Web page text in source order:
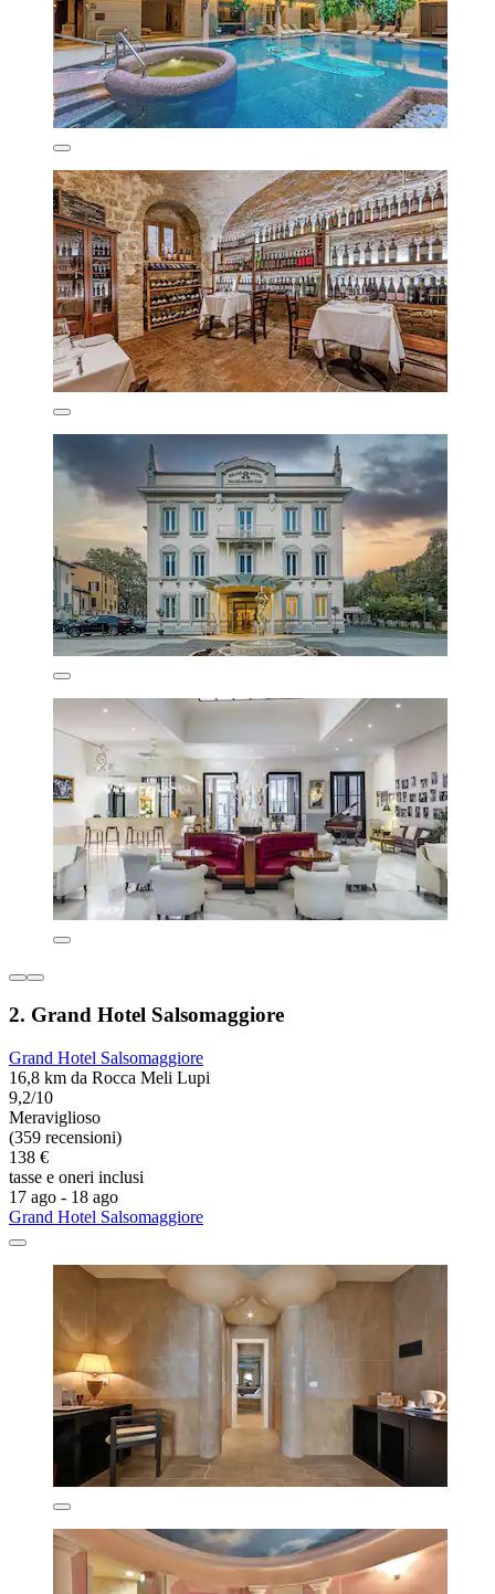
2. Grand Hotel Salsomaggiore
Grand Hotel Salsomaggiore
16,8 km da Rocca Meli Lupi
9,2/10
Meraviglioso
(359 recensioni)
138 €
tasse e oneri inclusi
17 ago - 18 ago
Grand Hotel Salsomaggiore